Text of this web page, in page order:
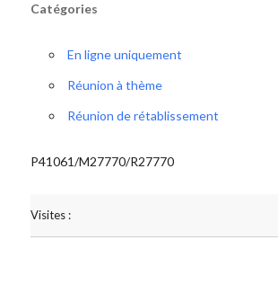
Catégories
En ligne uniquement
Réunion à thème
Réunion de rétablissement
P41061/M27770/R27770
Visites :